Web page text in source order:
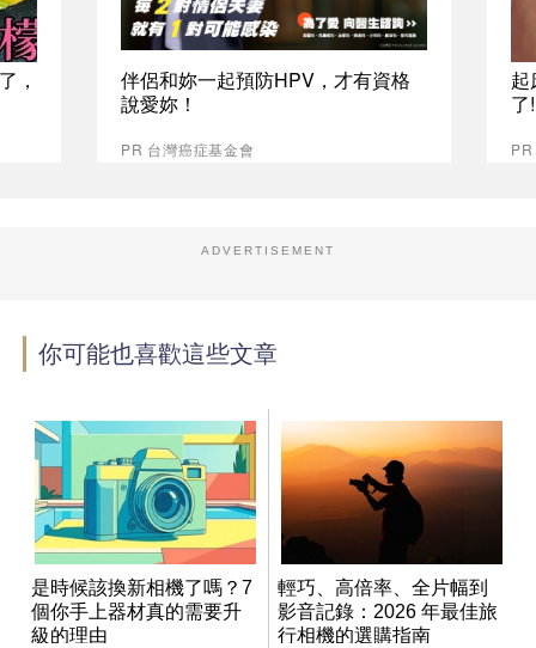
，
伴侶和妳一起預防HPV，才有資格
說愛妳！
PR 台灣癌症基金會
起
了
ADVERTISEMENT
你可能也喜歡這些文章
是時候該換新相機了嗎？7
個你手上器材真的需要升
級的理由
輕巧、高倍率、全片幅到
影音記錄：2026 年最佳旅
行相機的選購指南